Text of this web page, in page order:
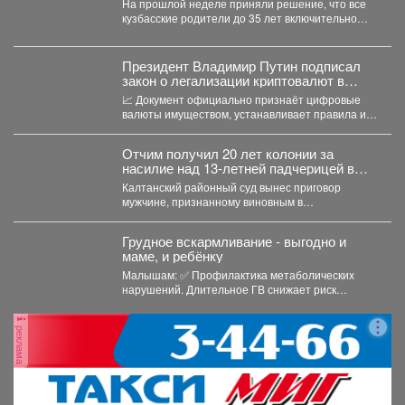
На прошлой неделе приняли решение, что все
кузбасские родители до 35 лет включительно
Президент Владимир Путин подписал
закон о легализации криптовалют в
России.
📈 Документ официально признаёт цифровые
валюты имуществом, устанавливает правила их
Отчим получил 20 лет колонии за
насилие над 13‑летней падчерицей в
Кузбассе
Калтанский районный суд вынес приговор
мужчине, признанному виновным в
Грудное вскармливание - выгодно и
маме, и ребёнку
Малышам: ✅ Профилактика метаболических
нарушений. Длительное ГВ снижает риск
реклама